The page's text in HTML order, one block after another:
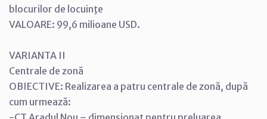
blocurilor de locuinţe
VALOARE: 99,6 milioane USD.
VARIANTA II
Centrale de zonă
OBIECTIVE: Realizarea a patru centrale de zonă, după
cum urmează: